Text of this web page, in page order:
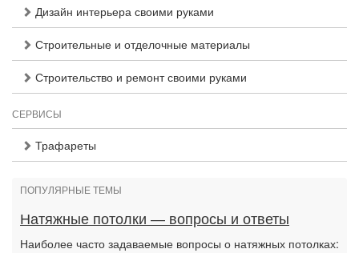
Дизайн интерьера своими руками
Строительные и отделочные материалы
Строительство и ремонт своими руками
СЕРВИСЫ
Трафареты
ПОПУЛЯРНЫЕ ТЕМЫ
Натяжные потолки — вопросы и ответы
Наиболее часто задаваемые вопросы о натяжных потолках: